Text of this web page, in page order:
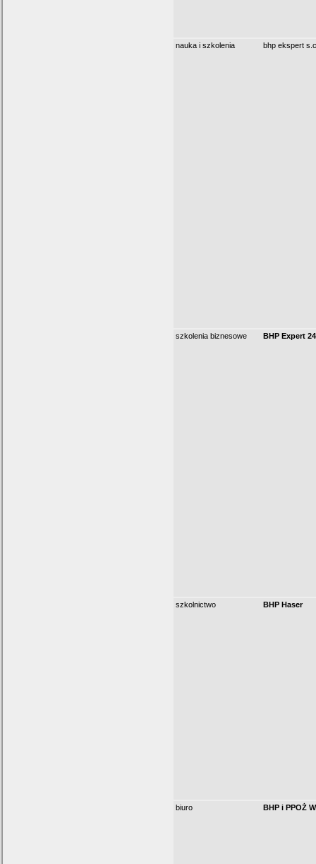
nauka i szkolenia bhp ekspert
szkolenia biznesowe BHP Expert
szkolnictwo BHP Haser
biuro BHP i PPOŻ